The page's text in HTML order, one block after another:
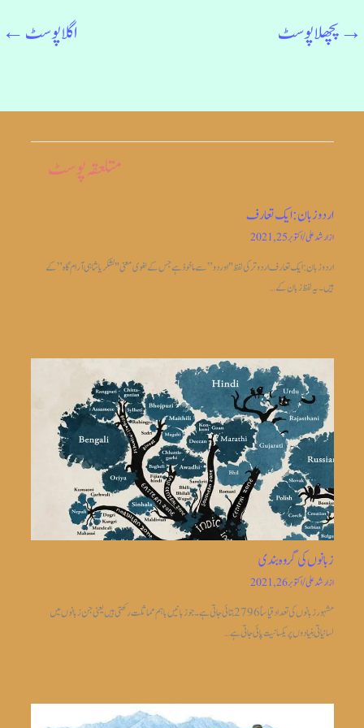
→پچھلا پوسٹ اگلا پوسٹ←
متلعقہ پوسٹ
اردو زبان: ایک تعارف
ازارشد علی/اکتوبر 25, 2021
اردو زبان: ایک تعارف اردو ترکی لفظ "اوردو” سے ماخوذ ہے جس کے لغوی معنی "لشکریا شاہی آرام گاہ” کے
ہیں۔ یہ لفظ زبان کے…
زبانوں کی گروہ بندی
ازارشد علی/اکتوبر 26, 2021
مشہور زبانوں کی تعداد قیاساً2796 بتائی جاتی ہے ۔جو زبانیں باہم مماثلت رکھتی ہیں یعنی جن زبانوں میں
لسانیاتی بنیادوں پر یکسانیت پائی جاتی ہے…